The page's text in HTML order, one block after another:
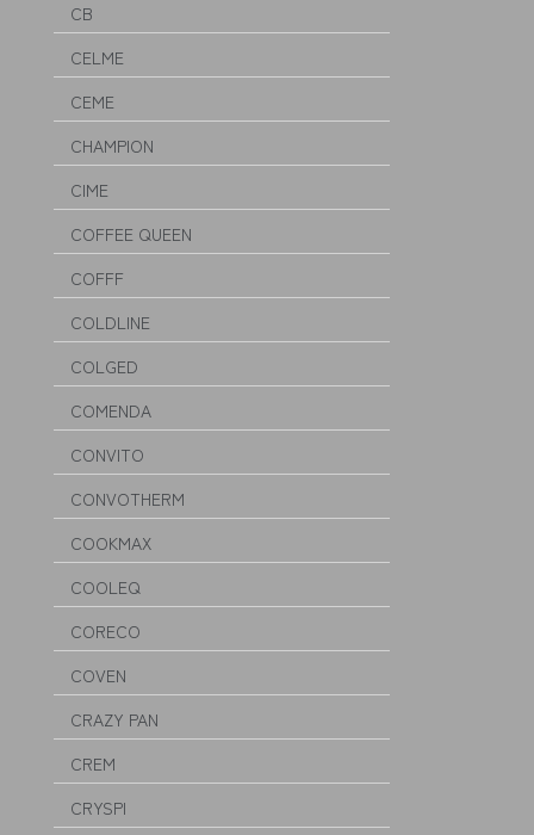
CB
CELME
CEME
CHAMPION
CIME
COFFEE QUEEN
COFFF
COLDLINE
COLGED
COMENDA
CONVITO
CONVOTHERM
COOKMAX
COOLEQ
CORECO
COVEN
CRAZY PAN
CREM
CRYSPI